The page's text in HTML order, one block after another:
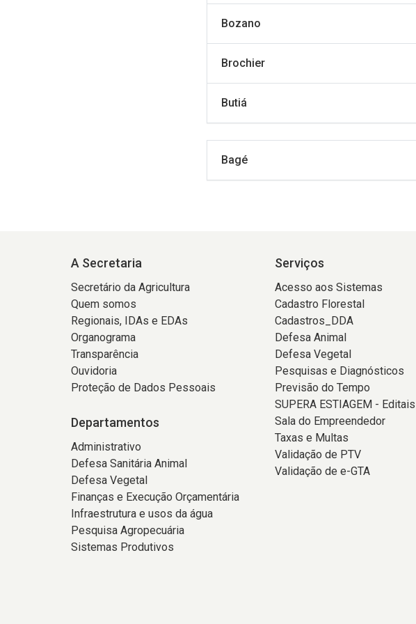
Bozano
Brochier
Butiá
Bagé
A Secretaria
Secretário da Agricultura
Quem somos
Regionais, IDAs e EDAs
Organograma
Transparência
Ouvidoria
Proteção de Dados Pessoais
Departamentos
Administrativo
Defesa Sanitária Animal
Defesa Vegetal
Finanças e Execução Orçamentária
Infraestrutura e usos da água
Pesquisa Agropecuária
Sistemas Produtivos
Serviços
Acesso aos Sistemas
Cadastro Florestal
Cadastros_DDA
Defesa Animal
Defesa Vegetal
Pesquisas e Diagnósticos
Previsão do Tempo
SUPERA ESTIAGEM - Editais
Sala do Empreendedor
Taxas e Multas
Validação de PTV
Validação de e-GTA